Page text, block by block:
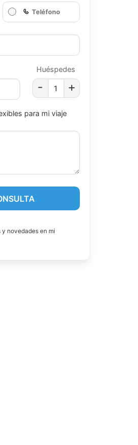
Teléfono
Huéspedes
- +
para mi viaje
novedades en mi